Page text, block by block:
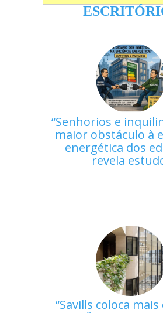
Senhorios e
maior obstáculo à
energética dos
revela
Savills coloca mais